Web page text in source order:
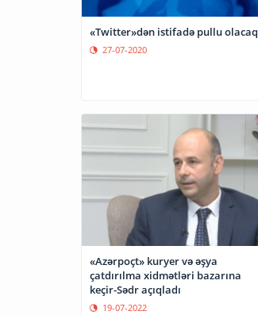
«Twitter»dən istifadə pullu olacaq
27-07-2020
«Azərpoçt» kuryer və əşya
çatdırılma xidmətləri bazarına
keçir-Sədr açıqladı
19-07-2022